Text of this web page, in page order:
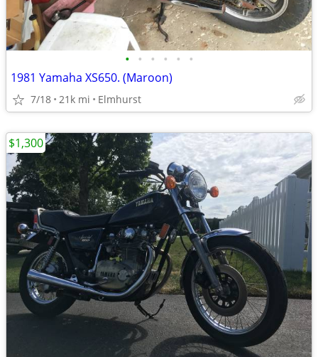
• • • • • •
1981 Yamaha XS650. (Maroon)
7/18 21k mi Elmhurst
$1,300